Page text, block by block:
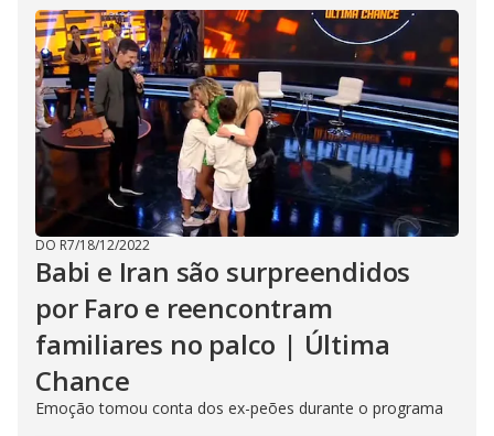
DO R7/18/12/2022
Babi e Iran são surpreendidos
por Faro e reencontram
familiares no palco | Última
Chance
Emoção tomou conta dos ex-peões durante o programa